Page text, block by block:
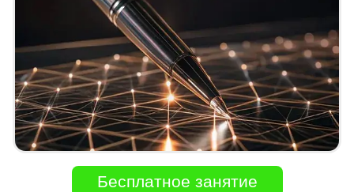
Бесплатное занятие